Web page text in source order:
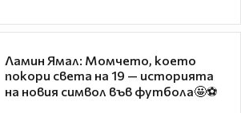
Ламин Ямал: Момчето, което
покори света на 19 — историята
на новия символ във футбола🤩⚽